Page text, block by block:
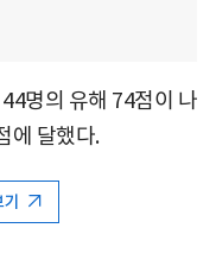
명의 유해 74점이 나
에 달했다.